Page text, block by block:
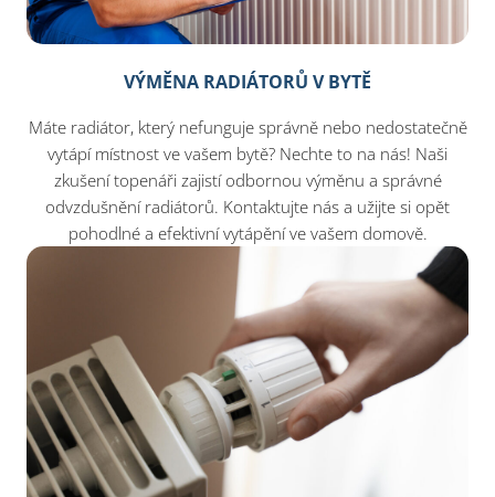
VÝMĚNA RADIÁTORŮ V BYTĚ
Máte radiátor, který nefunguje správně nebo nedostatečně
vytápí místnost ve vašem bytě? Nechte to na nás! Naši
zkušení topenáři zajistí odbornou výměnu a správné
odvzdušnění radiátorů. Kontaktujte nás a užijte si opět
pohodlné a efektivní vytápění ve vašem domově.